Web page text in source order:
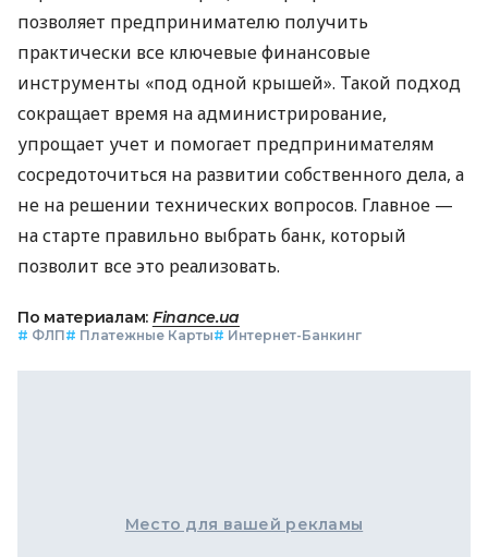
позволяет предпринимателю получить
практически все ключевые финансовые
инструменты «под одной крышей». Такой подход
сокращает время на администрирование,
упрощает учет и помогает предпринимателям
сосредоточиться на развитии собственного дела, а
не на решении технических вопросов. Главное —
на старте правильно выбрать банк, который
позволит все это реализовать.
По материалам: Finance.ua
# ФЛП# Платежные Карты# Интернет-Банкинг
Место для вашей рекламы